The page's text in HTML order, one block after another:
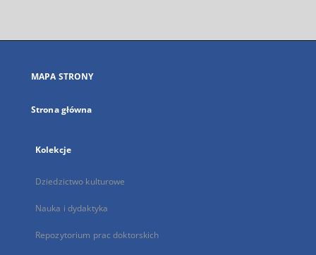
się
karcie
MAPA STRONY
Strona główna
Kolekcje
Dziedzictwo kulturowe
Nauka i dydaktyka
Repozytorium prac doktorskich